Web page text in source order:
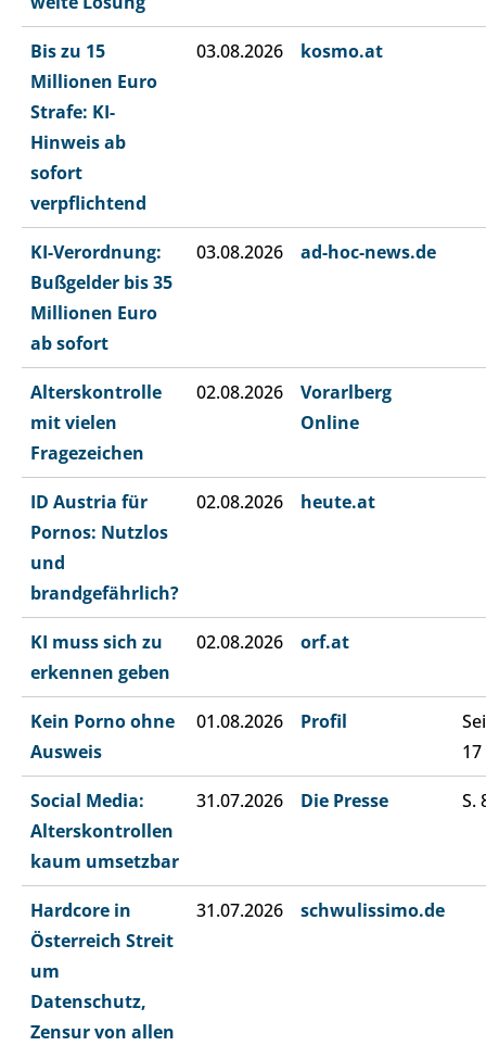
Bis zu 15
Millionen Euro
Strafe: KI-
Hinweis ab
sofort
verpflichtend
03.08.2026 kosmo.at
KI-Verordnung:
Bußgelder bis 35
Millionen Euro
ab sofort
03.08.2026 ad-hoc-news.de
Alterskontrolle
mit vielen
Fragezeichen
02.08.2026
Vorarlberg
Online
ID Austria für
Pornos: Nutzlos
und
brandgefährlich?
02.08.2026 heute.at
KI muss sich zu
erkennen geben
02.08.2026 orf.at
Kein Porno ohne
Ausweis
01.08.2026 Profil
17
Social Media:
Alterskontrollen
kaum umsetzbar
31.07.2026 Die Presse S.
Hardcore in
Österreich Streit
um
Datenschutz,
Zensur von allen
31.07.2026 schwulissimo.de